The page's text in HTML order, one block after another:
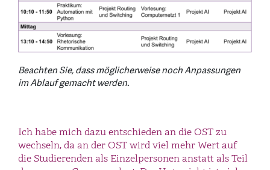
Beachten Sie, dass möglicherweise noch Anpassungen
im Ablauf gemacht werden.
Ich habe mich dazu entschieden an die OST zu
wechseln, da an der OST wird viel mehr Wert auf
die Studierenden als Einzelpersonen anstatt als Teil